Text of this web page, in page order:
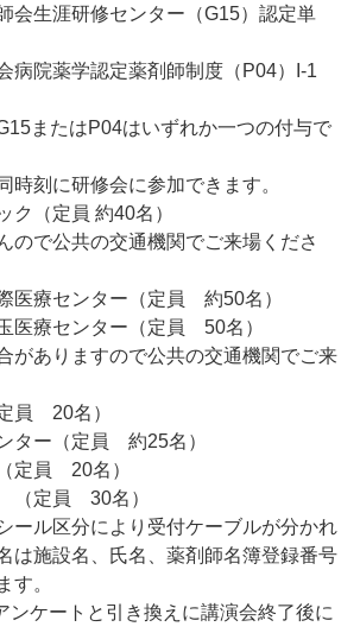
会生涯研修センター（G15）認定単
病院薬学認定薬剤師制度（P04）I-1
またはP04はいずれか一つの付与で
刻に研修会に参加できます。
ク（定員 約40名）
ので公共の交通機関でご来場くださ
医療センター（定員 約50名）
医療センター（定員 50名）
がありますので公共の交通機関でご来
員 20名）
ター（定員 約25名）
定員 20名）
（定員 30名）
ール区分により受付ケーブルが分かれ
は施設名、氏名、薬剤師名簿登録番号
す。
ンケートと引き換えに講演会終了後に